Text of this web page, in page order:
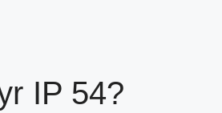
IP 54?